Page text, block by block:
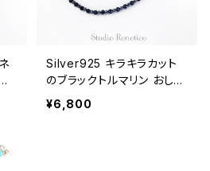
jn
Silver925 キラキラカット
のブラックトルマリン おしゃ
れ磁気ネックレス 43cm nk
-15
¥6,800